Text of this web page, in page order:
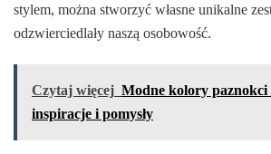
stylem, można stworzyć własne unikalne
odzwierciedlały naszą osobowość.
Czytaj więcej Modne kolory paznokci
inspiracje i pomysły